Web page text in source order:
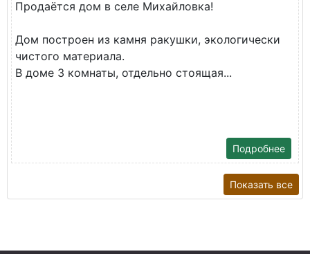
Продаётся дом в селе Михайловка!
Дом построен из камня ракушки, экологически
чистого материала.
В доме 3 комнаты, отдельно стоящая...
Подробнее
Показать все